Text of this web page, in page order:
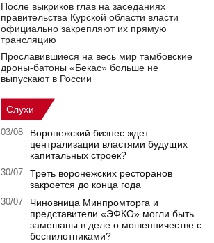
После выкриков глав на заседаниях
правительства Курской области власти
официально закрепляют их прямую
трансляцию
Прославившиеся на весь мир тамбовские
дроны-батоны «Бекас» больше не
выпускают в России
Слухи
03/08
Воронежский бизнес ждет
централизации властями будущих
капитальных строек?
30/07
Треть воронежских ресторанов
закроется до конца года
30/07
Чиновница Минпромторга и
представители «ЭФКО» могли быть
замешаны в деле о мошенничестве с
беспилотниками?